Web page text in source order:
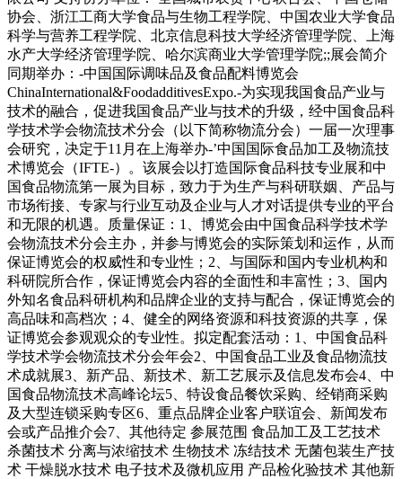
协会、浙江工商大学食品与生物工程学院、中国农业大学食品
科学与营养工程学院、北京信息科技大学经济管理学院、上海
水产大学经济管理学院、哈尔滨商业大学管理学院;;展会简介
同期举办：-中国国际调味品及食品配料博览会
ChinaInternational&FoodadditivesExpo.-为实现我国食品产业与
技术的融合，促进我国食品产业与技术的升级，经中国食品科
学技术学会物流技术分会（以下简称物流分会）一届一次理事
会研究，决定于11月在上海举办-’中国国际食品加工及物流技
术博览会（IFTE-）。该展会以打造国际食品科技专业展和中
国食品物流第一展为目标，致力于为生产与科研联姻、产品与
市场衔接、专家与行业互动及企业与人才对话提供专业的平台
和无限的机遇。质量保证：1、博览会由中国食品科学技术学
会物流技术分会主办，并参与博览会的实际策划和运作，从而
保证博览会的权威性和专业性；2、与国际和国内专业机构和
科研院所合作，保证博览会内容的全面性和丰富性；3、国内
外知名食品科研机构和品牌企业的支持与配合，保证博览会的
高品味和高档次；4、健全的网络资源和科技资源的共享，保
证博览会参观观众的专业性。拟定配套活动：1、中国食品科
学技术学会物流技术分会年会2、中国食品工业及食品物流技
术成就展3、新产品、新技术、新工艺展示及信息发布会4、中
国食品物流技术高峰论坛5、特设食品餐饮采购、经销商采购
及大型连锁采购专区6、重点品牌企业客户联谊会、新闻发布
会或产品推介会7、其他待定 参展范围 食品加工及工艺技术
杀菌技术 分离与浓缩技术 生物技术 冻结技术 无菌包装生产技
术 干燥脱水技术 电子技术及微机应用 产品检化验技术 其他新